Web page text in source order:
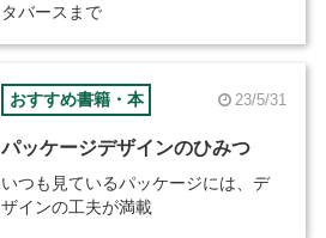
タバースまで
おすすめ書籍・本 23/5/31
パッケージデザインのひみつ
いつも見ているパッケージには、デ
ザインの工夫が満載